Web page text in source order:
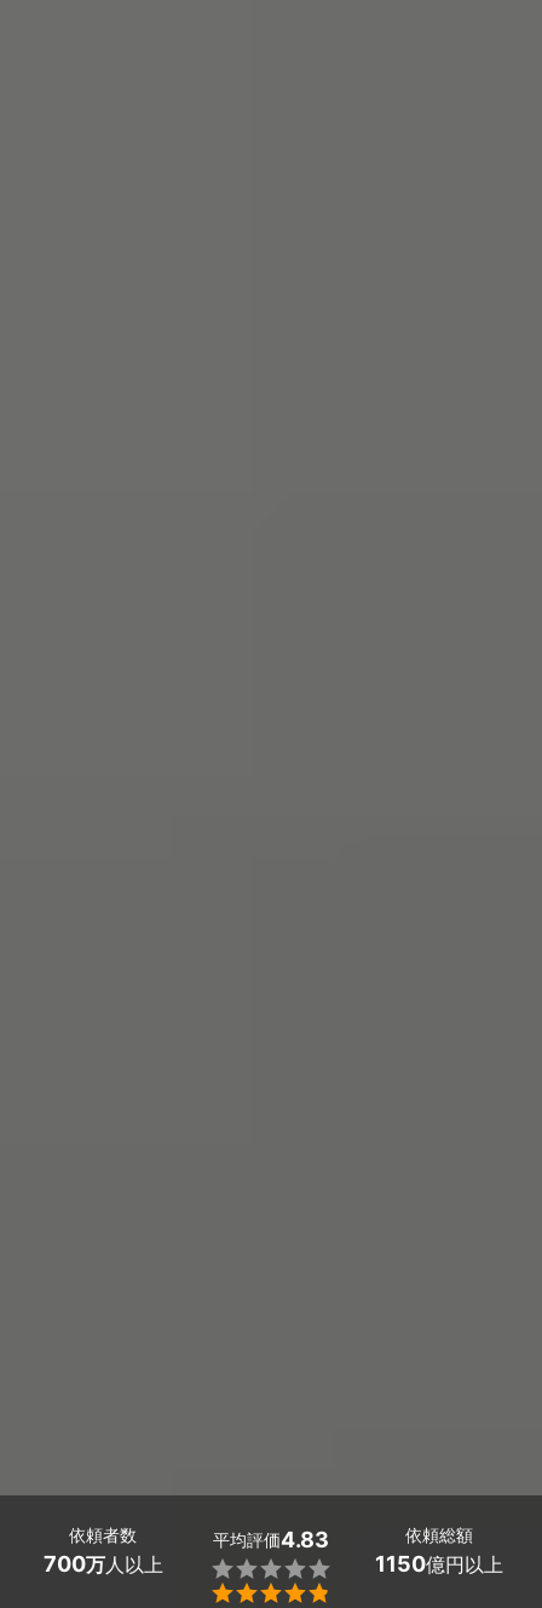
依頼者数
700万人以上
平均評価4.83


依頼総額
1150億円以上